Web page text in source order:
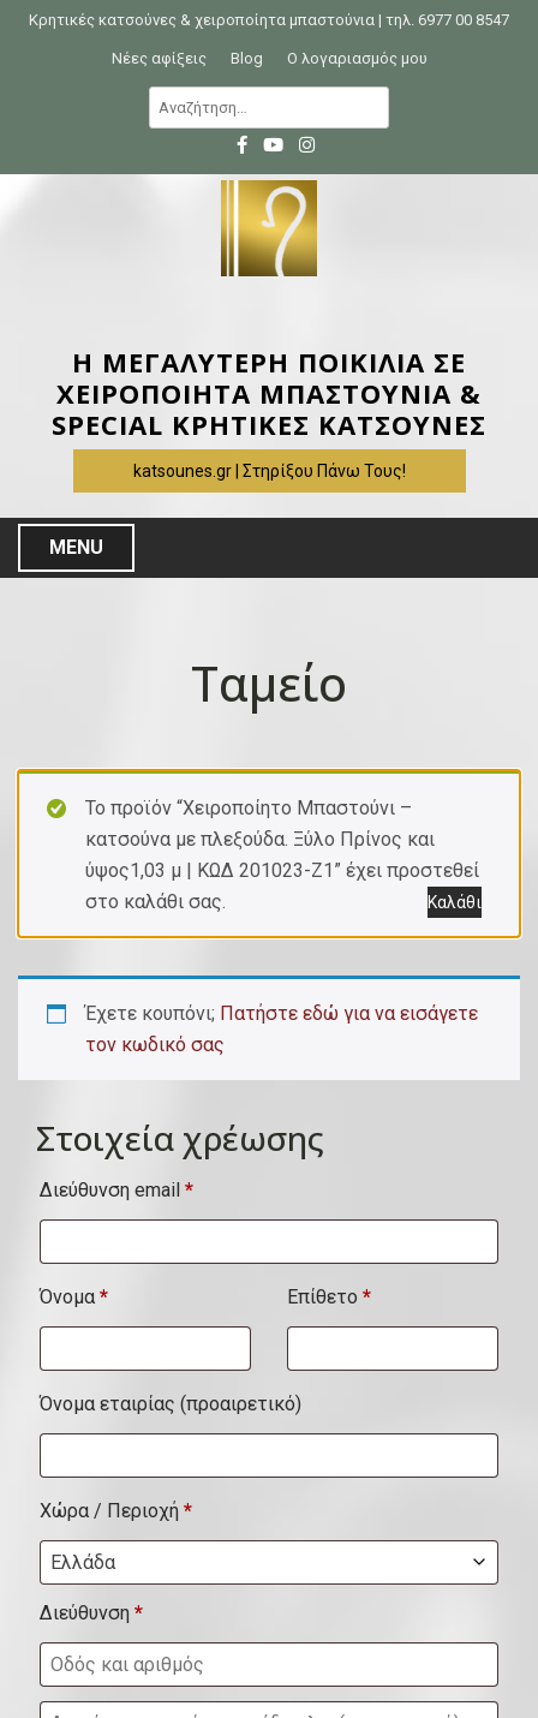
o
Κρητικές κατσούνες & χειροποίητα μπαστούνια | τηλ. 6977 00 8547
Νέες αφίξεις Blog Ο λογαριασμός μου
ν
η
γ
ι
:
Η ΜΕΓΑΛΥΤΕΡΗ ΠΟΙΚΙΛΙΑ ΣΕ
ΧΕΙΡΟΠΟΙΗΤΑ ΜΠΑΣΤΟΥΝΙΑ &
SPECIAL ΚΡΗΤΙΚΕΣ ΚΑΤΣΟΥΝΕΣ
katsounes.gr | Στηρίξου Πάνω Τους!
MENU
Ταμείο
Το προϊόν “Χειροποίητο Μπαστούνι –
κατσούνα με πλεξούδα. Ξύλο Πρίνος και
ύψος1,03 μ | ΚΩΔ 201023-Ζ1” έχει προστεθεί
στο καλάθι σας.
Καλάθι
Έχετε κουπόνι; Πατήστε εδώ για να εισάγετε
τον κωδικό σας
Στοιχεία χρέωσης
Διεύθυνση email *
Όνομα * Επίθετο *
Όνομα εταιρίας (προαιρετικό)
Χώρα / Περιοχή *
Ελλάδα
Διεύθυνση *